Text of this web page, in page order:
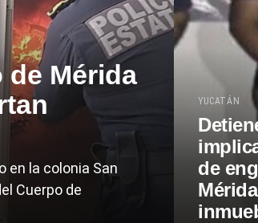
Mérida
en la colonia San
Cuerpo de
YUCATÁN
de